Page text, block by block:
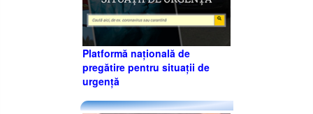
Platformă națională de
pregătire pentru situații de
urgență